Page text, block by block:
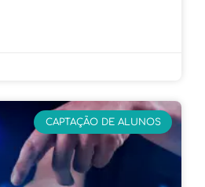
CAPTAÇÃO DE ALUNOS